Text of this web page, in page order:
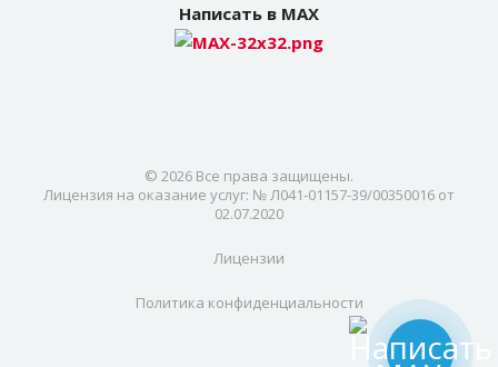
Написать в MAX
© 2026 Все права защищены.
Лицензия на оказание услуг: № Л041-01157-39/00350016 от
02.07.2020
Лицензии
Политика конфиденциальности